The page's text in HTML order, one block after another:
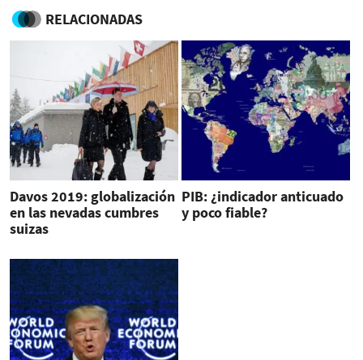
RELACIONADAS
Davos 2019: globalización
en las nevadas cumbres
suizas
PIB: ¿indicador anticuado
y poco fiable?